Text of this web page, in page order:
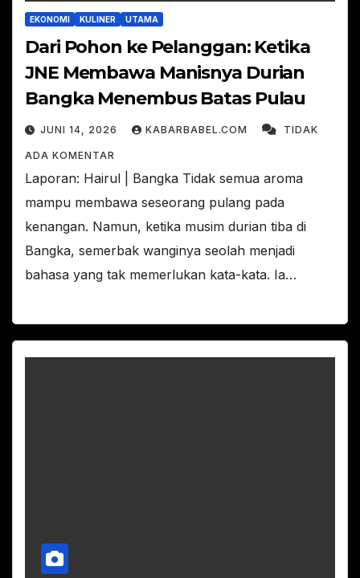
EKONOMI KULINER UTAMA
Dari Pohon ke Pelanggan: Ketika
JNE Membawa Manisnya Durian
Bangka Menembus Batas Pulau
JUNI 14, 2026 KABARBABEL.COM TIDAK
ADA KOMENTAR
Laporan: Hairul | Bangka Tidak semua aroma
mampu membawa seseorang pulang pada
kenangan. Namun, ketika musim durian tiba di
Bangka, semerbak wanginya seolah menjadi
bahasa yang tak memerlukan kata-kata. Ia…